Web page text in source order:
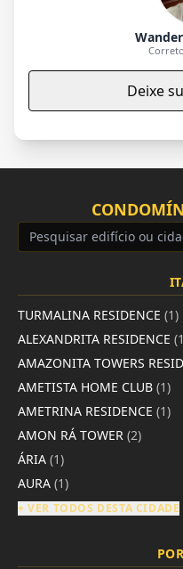
Deixe
TURMALINA RESIDENCE (1)
ALEXANDRITA RESIDENCE
AMAZONITA TOWERS
AMETISTA HOME CLUB (1)
AMETRINA RESIDENCE (1)
AMON RÁ TOWER (2)
ÁRIA (1)
AURA (1)
+ VER TODOS DESTA CIDADE